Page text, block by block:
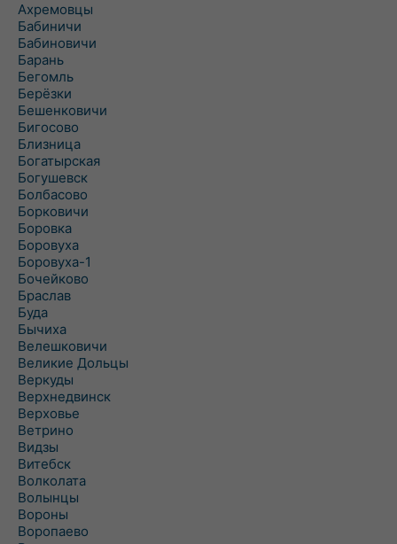
Ахремовцы
Бабиничи
Бабиновичи
Барань
Бегомль
Берёзки
Бешенковичи
Бигосово
Близница
Богатырская
Богушевск
Болбасово
Борковичи
Боровка
Боровуха
Боровуха-1
Бочейково
Браслав
Буда
Бычиха
Велешковичи
Великие Дольцы
Веркуды
Верхнедвинск
Верховье
Ветрино
Видзы
Витебск
Волколата
Волынцы
Вороны
Воропаево